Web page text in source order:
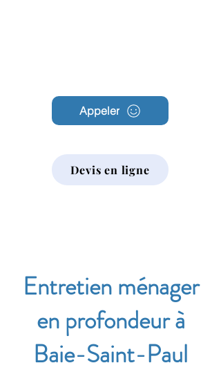
Appeler
Devis en ligne
Entretien ménager
en profondeur à
Baie-Saint-Paul